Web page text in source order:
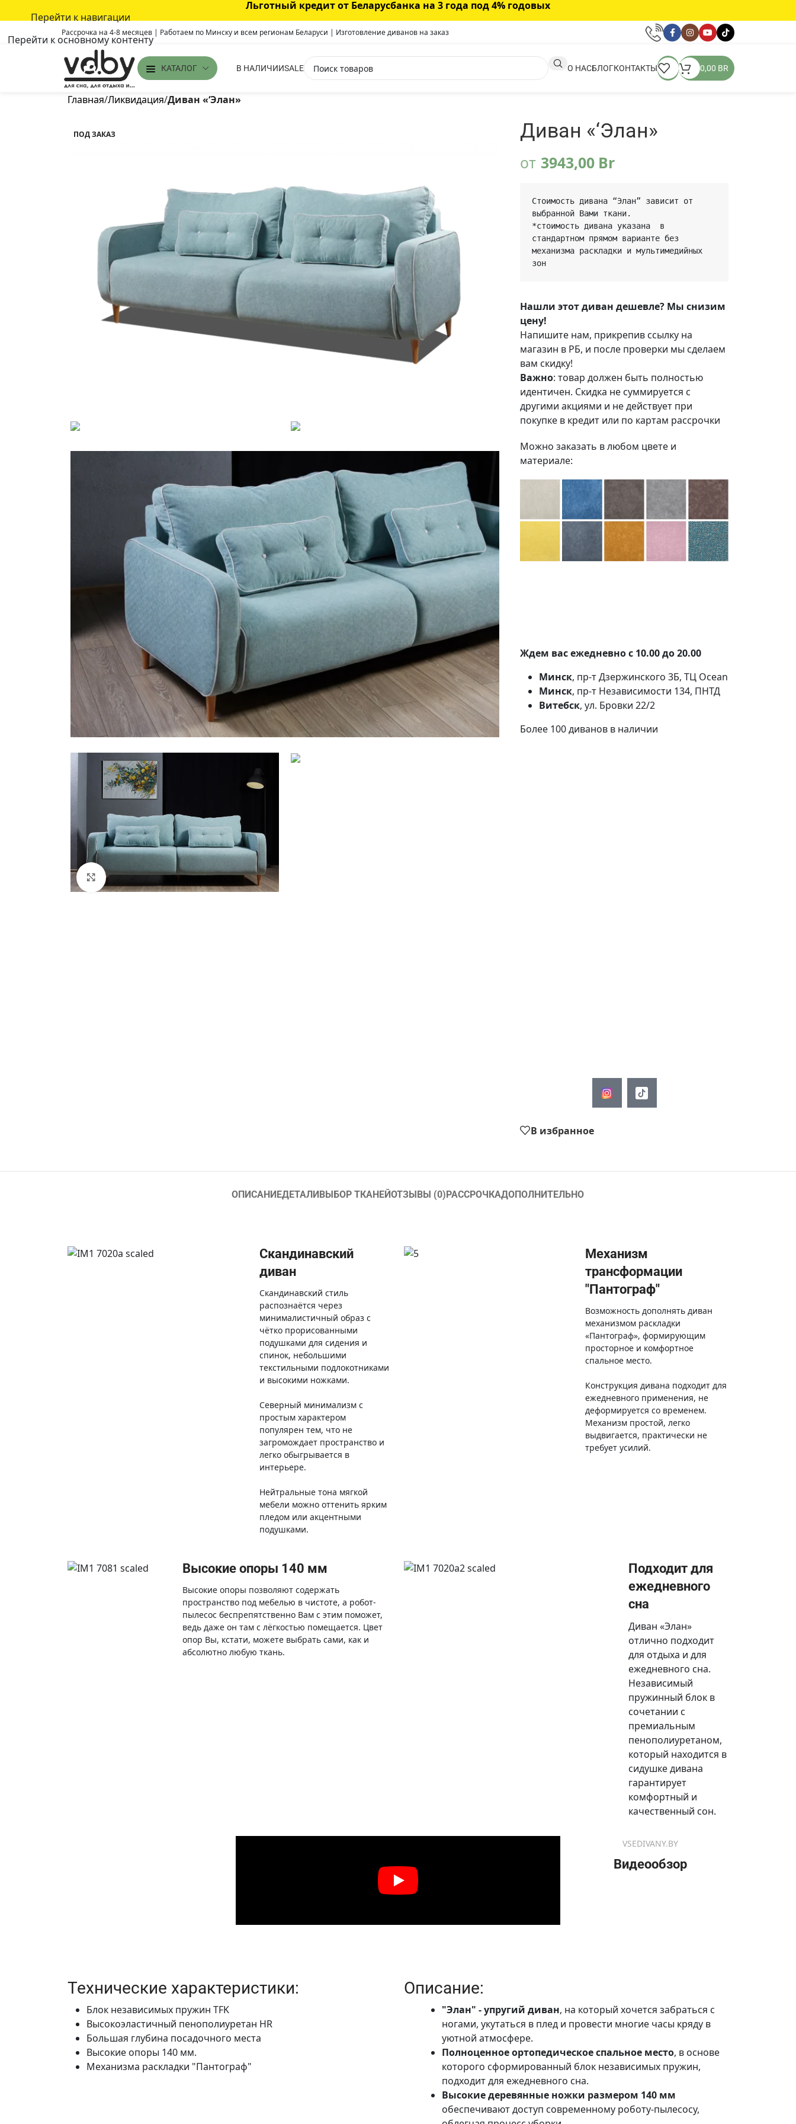
Перейти к навигации
Перейти к основному контенту
Льготный кредит от Беларусбанка на 3 года под 4% годовых
Рассрочка на 4-8 месяцев | Работаем по Минску и всем регионам Беларуси | Изготовление диванов на заказ
КАТАЛОГ В НАЛИЧИИSALE О НАСБЛОГКОНТАКТЫ 0,00 BR
Главная/Ликвидация/Диван «‘Элан»
ПОД ЗАКАЗ
Нажмите, чтобы увеличить
Диван «‘Элан»
от 3943,00 Br
Стоимость дивана “Элан” зависит от
выбранной Вами ткани.
*стоимость дивана указана  в
стандартном прямом варианте без
механизма раскладки и мультимедийных
зон
Нашли этот диван дешевле? Мы снизим
цену!
Напишите нам, прикрепив ссылку на
магазин в РБ, и после проверки мы сделаем
вам скидку!
Важно: товар должен быть полностью
идентичен. Скидка не суммируется с
другими акциями и не действует при
покупке в кредит или по картам рассрочки
Можно заказать в любом цвете и
материале:
Ждем вас ежедневно с 10.00 до 20.00
Минск, пр-т Дзержинского 3Б, ТЦ Ocean
Минск, пр-т Независимости 134, ПНТД
Витебск, ул. Бровки 22/2
Более 100 диванов в наличии
В избранное
ОПИСАНИЕДЕТАЛИ ВЫБОР ТКАНЕЙОТЗЫВЫ (0) РАССРОЧКАДОПОЛНИТЕЛЬНО
Скандинавский
диван
Скандинавский стиль
распознаётся через
минималистичный образ с
чётко прорисованными
подушками для сидения и
спинок, небольшими
текстильными подлокотниками
и высокими ножками.
Северный минимализм с
простым характером
популярен тем, что не
загромождает пространство и
легко обыгрывается в
интерьере.
Нейтральные тона мягкой
мебели можно оттенить ярким
пледом или акцентными
подушками.
Механизм
трансформации
"Пантограф"
Возможность дополнять диван
механизмом раскладки
«Пантограф», формирующим
просторное и комфортное
спальное место.
Конструкция дивана подходит для
ежедневного применения, не
деформируется со временем.
Механизм простой, легко
выдвигается, практически не
требует усилий.
Высокие опоры 140 мм
Высокие опоры позволяют содержать
пространство под мебелью в чистоте, а робот-
пылесос беспрепятственно Вам с этим поможет,
ведь даже он там с лёгкостью помещается. Цвет
опор Вы, кстати, можете выбрать сами, как и
абсолютно любую ткань.
Подходит для
ежедневного
сна
Диван «Элан»
отлично подходит
для отдыха и для
ежедневного сна.
Независимый
пружинный блок в
сочетании с
премиальным
пенополиуретаном,
который находится в
сидушке дивана
гарантирует
комфортный и
качественный сон.
VSEDIVANY.BY
Видеообзор
Технические характеристики:
Блок независимых пружин TFK
Высокоэластичный пенополиуретан HR
Большая глубина посадочного места
Высокие опоры 140 мм.
Механизма раскладки "Пантограф"
Описание:
"Элан" - упругий диван, на который хочется забраться с
ногами, укутаться в плед и провести многие часы кряду в
уютной атмосфере.
Полноценное ортопедическое спальное место, в основе
которого сформированный блок независимых пружин,
подходит для ежедневного сна.
Высокие деревянные ножки размером 140 мм
обеспечивают доступ современному роботу-пылесосу,